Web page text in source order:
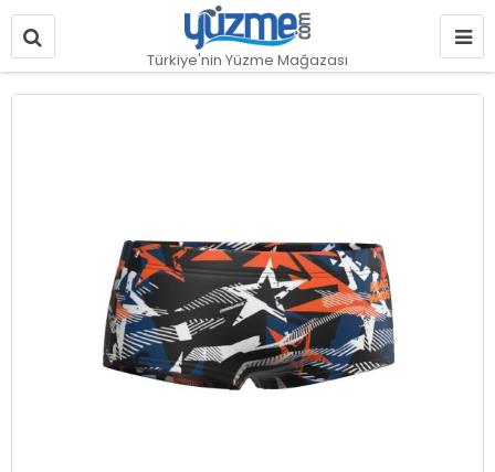
Türkiye'nin Yüzme Mağazası
Resim